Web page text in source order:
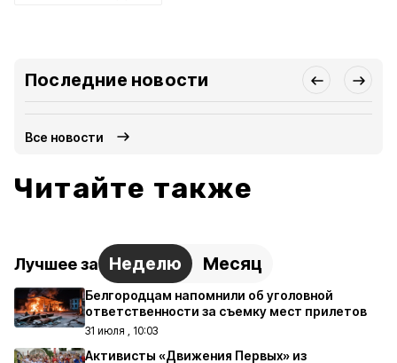
Последние новости
Все новости
Читайте также
Лучшее за Неделю Месяц
Белгородцам напомнили об уголовной
ответственности за съемку мест прилетов
31 июля , 10:03
Активисты «Движения Первых» из